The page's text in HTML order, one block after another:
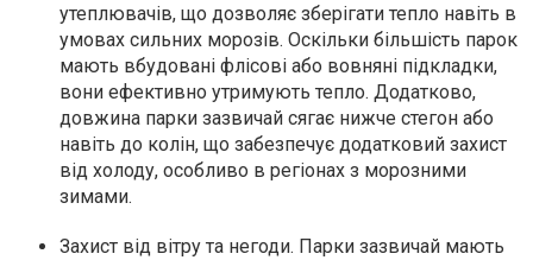
утеплювачів, що дозволяє зберігати тепло навіть в
умовах сильних морозів. Оскільки більшість парок
мають вбудовані флісові або вовняні підкладки,
вони ефективно утримують тепло. Додатково,
довжина парки зазвичай сягає нижче стегон або
навіть до колін, що забезпечує додатковий захист
від холоду, особливо в регіонах з морозними
зимами.
Захист від вітру та негоди. Парки зазвичай мають